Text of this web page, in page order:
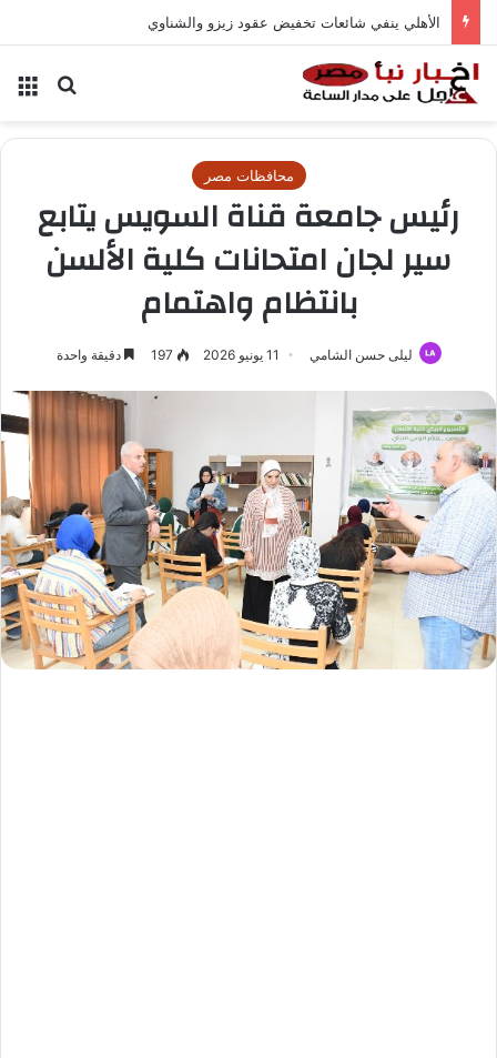
الأهلي ينفي شائعات تخفيض عقود زيزو والشناوي
بحث
محافظات مصر
رئيس جامعة قناة السويس يتابع
سير لجان امتحانات كلية الألسن
بانتظام واهتمام
ليلى حسن الشامي 11 يونيو 2026 197 دقيقة واحدة